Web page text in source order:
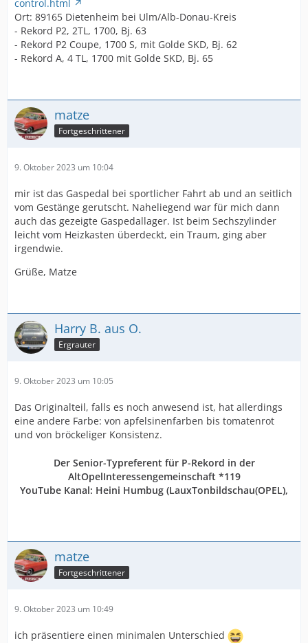
control.html
Ort: 89165 Dietenheim bei Ulm/Alb-Donau-Kreis
- Rekord P2, 2TL, 1700, Bj. 63
- Rekord P2 Coupe, 1700 S, mit Golde SKD, Bj. 62
- Rekord A, 4 TL, 1700 mit Golde SKD, Bj. 65
matze
Fortgeschrittener
9. Oktober 2023 um 10:04
mir ist das Gaspedal bei sportlicher Fahrt ab und an seitlich
vom Gestänge gerutscht. Naheliegend war für mich dann
auch das gezeigte Gaspedallager. Ist beim Sechszylinder
leicht vom Heizkasten überdeckt, ein Traum, ging aber
irgendwie.
Grüße, Matze
Harry B. aus O.
Ergrauter
9. Oktober 2023 um 10:05
Das Originalteil, falls es noch anwesend ist, hat allerdings
eine andere Farbe: von apfelsinenfarben bis tomatenrot
und von bröckeliger Konsistenz.
Der Senior-Typreferent für P-Rekord in der
AltOpelInteressengemeinschaft *119
YouTube Kanal: Heini Humbug (LauxTonbildschau(OPEL),
matze
Fortgeschrittener
9. Oktober 2023 um 10:49
ich präsentiere einen minimalen Unterschied